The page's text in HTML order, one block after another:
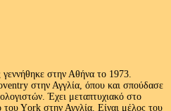
στην Αθήνα το 1973.
στην Αγγλία, όπου και σπούδασε
Έχει μεταπτυχιακό στο
του Υork στην Αγγλία. Είναι μέλος του